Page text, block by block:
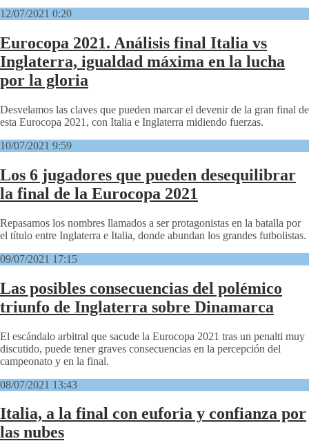
12/07/2021 0:20
Eurocopa 2021. Análisis final Italia vs
Inglaterra, igualdad máxima en la lucha
por la gloria
Desvelamos las claves que pueden marcar el devenir de la gran final de
esta Eurocopa 2021, con Italia e Inglaterra midiendo fuerzas.
10/07/2021 9:59
Los 6 jugadores que pueden desequilibrar
la final de la Eurocopa 2021
Repasamos los nombres llamados a ser protagonistas en la batalla por
el título entre Inglaterra e Italia, donde abundan los grandes futbolistas.
09/07/2021 17:15
Las posibles consecuencias del polémico
triunfo de Inglaterra sobre Dinamarca
El escándalo arbitral que sacude la Eurocopa 2021 tras un penalti muy
discutido, puede tener graves consecuencias en la percepción del
campeonato y en la final.
08/07/2021 13:43
Italia, a la final con euforia y confianza por
las nubes